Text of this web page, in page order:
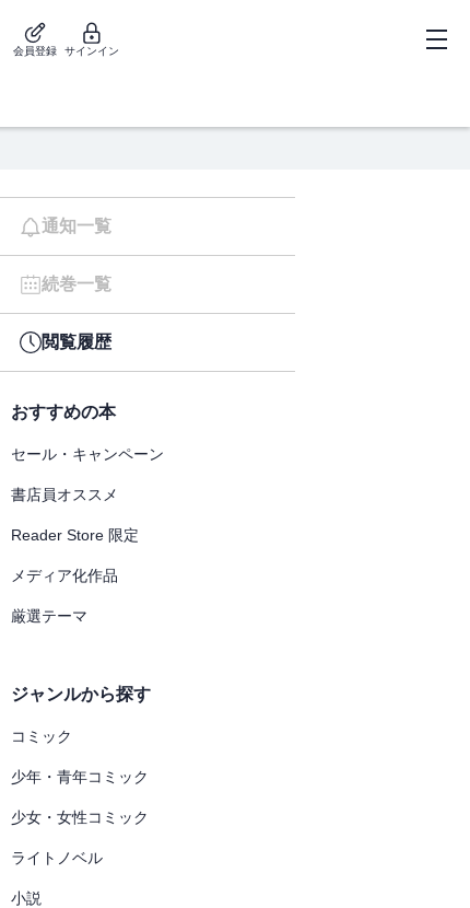
会員登録 サインイン
通知一覧
続巻一覧
閲覧履歴
おすすめの本
セール・キャンペーン
書店員オススメ
Reader Store 限定
メディア化作品
厳選テーマ
ジャンルから探す
コミック
少年・青年コミック
少女・女性コミック
ライトノベル
小説